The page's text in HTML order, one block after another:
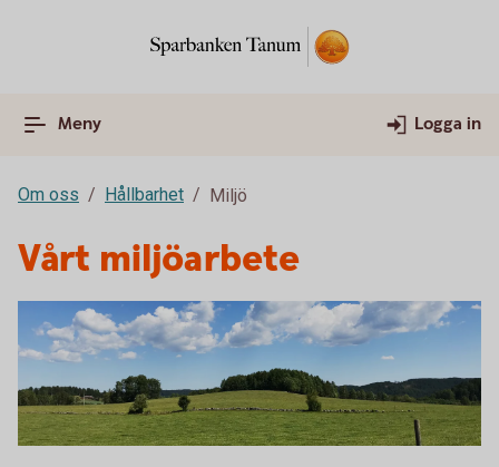
Meny Logga in
Om oss Hållbarhet Miljö
Vårt miljöarbete